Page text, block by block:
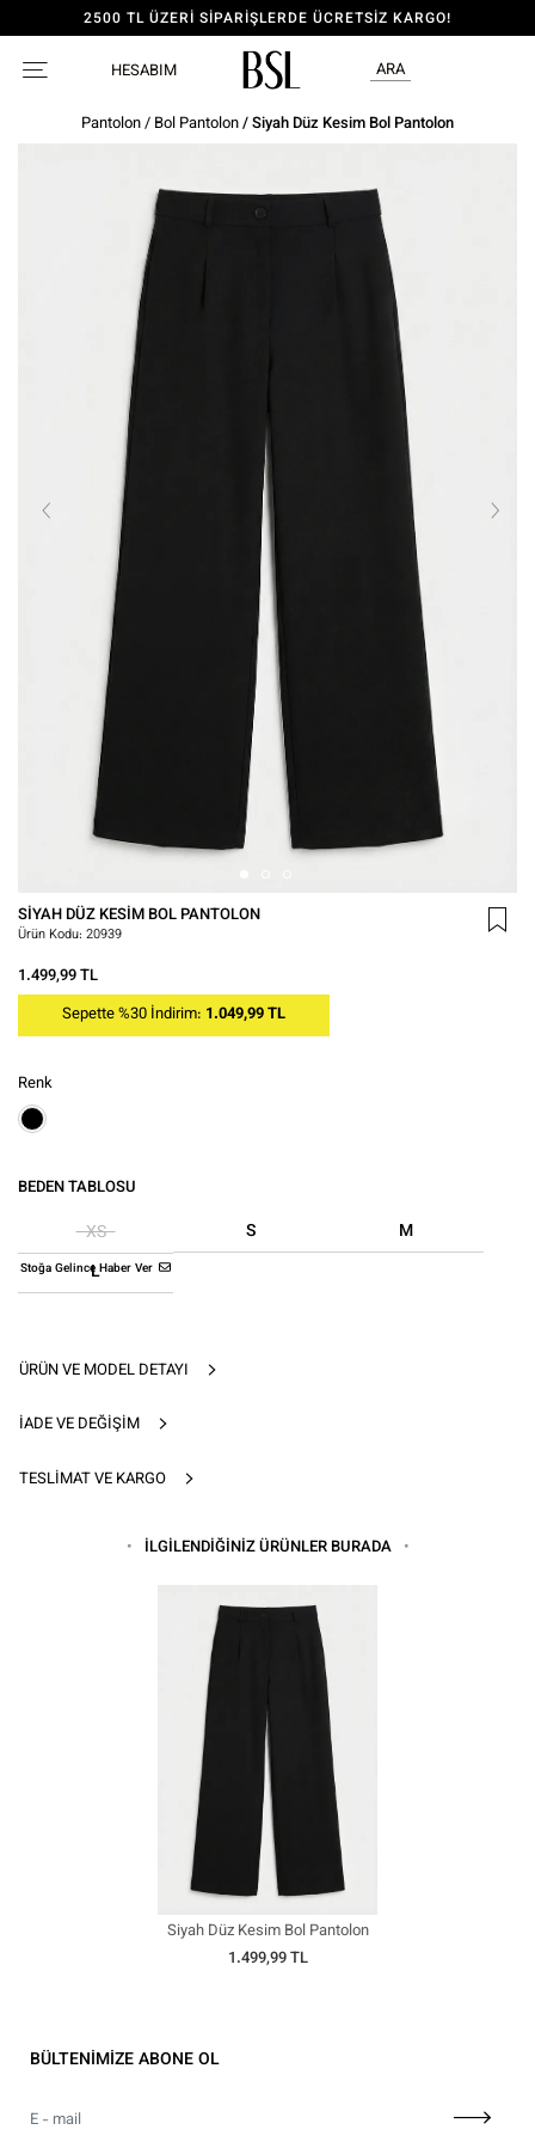
2500 TL ÜZERİ SİPARİŞLERDE ÜCRETSİZ KARGO!
HESABIM ARA
ÜRÜN VE MODEL DETAYI
İADE VE DEĞIŞIM
TESLIMAT VE KARGO
Pantolon/ Bol Pantolon/ Siyah Düz Kesim Bol Pantolon
SIYAH DÜZ KESIM BOL PANTOLON
Ürün Kodu: 20939
1.499,99 TL
Sepette %30 İndirim: 1.049,99 TL
Renk
BEDEN TABLOSU
Stoğa Gelince Haber Ver
XS S
M
L
İLGİLENDİĞİNİZ ÜRÜNLER BURADA
Siyah Düz Kesim Bol Pantolon
1.499,99 TL
BÜLTENİMİZE ABONE OL